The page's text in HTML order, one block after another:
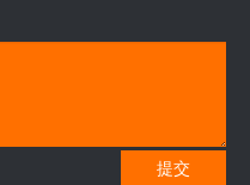
提交